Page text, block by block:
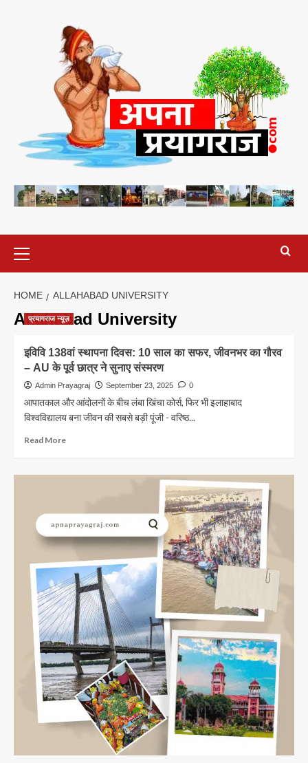
Menu
HOME ALLAHABAD UNIVERSITY
Allahabad University
प्रयागराज न्यूज़
इविवि 138वां स्थापना दिवस: 10 साल का सफर, जीवनभर का गौरव
– AU के पूर्व छात्र ने सुनाए संस्मरण
Admin Prayagraj September 23, 2025 0
आपातकाल और आंदोलनों के बीच लंबा खिंचा कोर्स, फिर भी इलाहाबाद
विश्वविद्यालय बना जीवन की सबसे बड़ी पूंजी - वरिष्ठ...
Read MoreRead
इविवि
दिवस:
10
साल
सफर,
जीवनभर
का
गौरव
–
AU
के
पूर्व
छात्र
ने
सुनाए
संस्मरण